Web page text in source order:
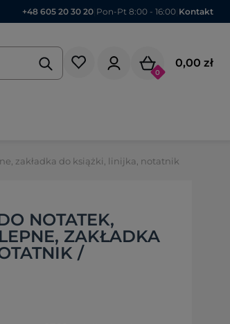
+48 605 20 30 20 Pon-Pt 8:00 - 16:00 Kontakt
0
0,00 zł
zakładka do książki, linijka, notatnik V0267-18
NOTATEK,
ZAKŁADKA
/